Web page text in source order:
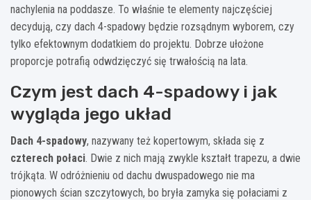
nachylenia na poddasze. To właśnie te elementy najczęściej
decydują, czy dach 4-spadowy będzie rozsądnym wyborem, czy
tylko efektownym dodatkiem do projektu. Dobrze ułożone
proporcje potrafią odwdzięczyć się trwałością na lata.
Czym jest dach 4-spadowy i jak
wygląda jego układ
Dach 4-spadowy, nazywany też kopertowym, składa się z
czterech połaci. Dwie z nich mają zwykle kształt trapezu, a dwie
trójkąta. W odróżnieniu od dachu dwuspadowego nie ma
pionowych ścian szczytowych, bo bryła zamyka się połaciami z